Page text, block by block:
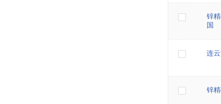
锌
国
连
锌